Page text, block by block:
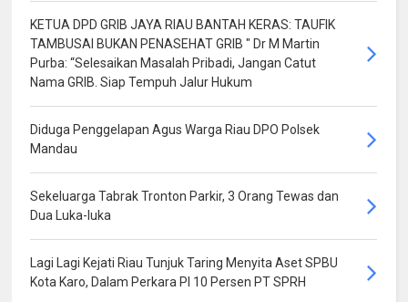
KETUA DPD GRIB JAYA RIAU BANTAH KERAS: TAUFIK
TAMBUSAI BUKAN PENASEHAT GRIB " Dr M Martin
Purba: “Selesaikan Masalah Pribadi, Jangan Catut
Nama GRIB. Siap Tempuh Jalur Hukum
Diduga Penggelapan Agus Warga Riau DPO Polsek
Mandau
Sekeluarga Tabrak Tronton Parkir, 3 Orang Tewas dan
Dua Luka-luka
Lagi Lagi Kejati Riau Tunjuk Taring Menyita Aset SPBU
Kota Karo, Dalam Perkara PI 10 Persen PT SPRH